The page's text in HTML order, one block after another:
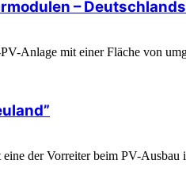
–
Anlage mit einer Fläche von
eine der Vorreiter beim PV-